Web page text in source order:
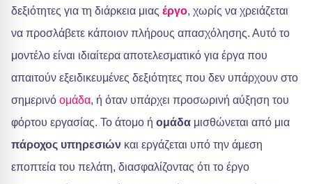
δεξιότητες για τη διάρκεια μιας έργο, χωρίς να χρειάζεται
να προσλάβετε κάποιον πλήρους απασχόλησης. Αυτό το
μοντέλο είναι ιδιαίτερα αποτελεσματικό για έργα που
απαιτούν εξειδικευμένες δεξιότητες που δεν υπάρχουν στο
σημερινό ομάδα, ή όταν υπάρχει προσωρινή αύξηση του
φόρτου εργασίας. Το άτομο ή ομάδα μισθώνεται από μια
πάροχος υπηρεσιών και εργάζεται υπό την άμεση
εποπτεία του πελάτη, διασφαλίζοντας ότι το έργο